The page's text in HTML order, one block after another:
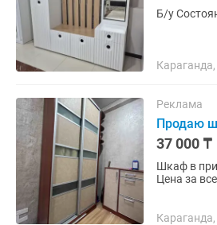
Караганда,
Реклама
Продаю
37 000 ₸
Шкаф в
Цена за